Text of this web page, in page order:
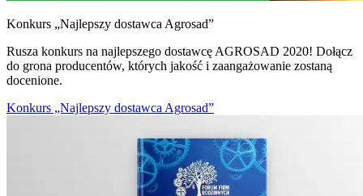
Konkurs „Najlepszy dostawca Agrosad”
Rusza konkurs na najlepszego dostawcę AGROSAD 2020! Dołącz
do grona producentów, których jakość i zaangażowanie zostaną
docenione.
Konkurs „Najlepszy dostawca Agrosad”